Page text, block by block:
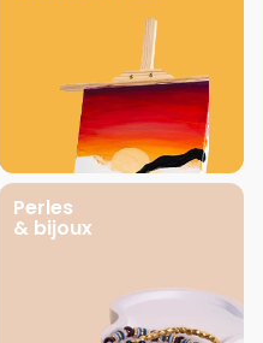
Perles
& bijoux